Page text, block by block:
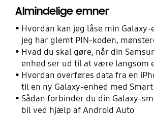
Almindelige emner
Hvordan kan jeg låse min Galaxy-
jeg har glemt PIN-koden,
adgangskoden?
Hvad du skal gøre, når din
enhed ser ud til at være langsom
reagerer
Hvordan overføres data fra en
til en ny Galaxy-enhed med
Sådan forbinder du din Galaxy-
bil ved hjælp af Android Auto